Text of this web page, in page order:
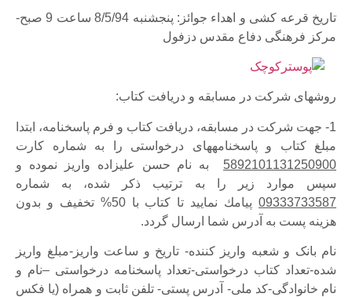
تاریخ قرعه­ کشی و اهداء جوائز: پنج­شنبه 8/5/94 ساعت 9 صبح-
مرکز فرهنگی دفاع مقدس دزفول
روش­های شرکت در مسابقه و دریافت کتاب:
1- جهت شركت در مسابقه، دریافت کتاب و فرم پاسخنامه، ابتدا
مبلغ کتاب و پاسخنامه­های درخواستی را به شماره کارت
5892101131250900 به نام حسن علیزاده واریز نموده و
سپس موارد زیر را به ترتیب ذکر شده، به شماره
09333733587
پيامك نماييد تا كتاب با 50% تخفيف و بدون
هزينه پست به آدرس شما ارسال گردد.
نام بانک و شعبه واریز کننده- تاریخ و ساعت واریز-مبلغ واریز
شده-تعداد کتاب درخواستی-تعداد پاسخنامه درخواستی –نام و
نام خانوادگی-کد ملی- آدرس پستی- تلفن ثابت و همراه (یا فکس